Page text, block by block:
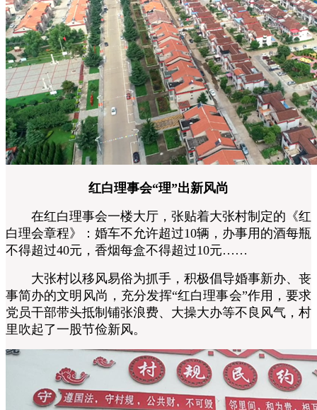
红白理事会“理”出新风尚
在红白理事会一楼大厅，张贴着大张村制定的《红
白理会章程》：婚车不允许超过10辆，办事用的酒每瓶
不得超过40元，香烟每盒不得超过10元……
大张村以移风易俗为抓手，积极倡导婚事新办、丧
事简办的文明风尚，充分发挥“红白理事会”作用，要求
党员干部带头抵制铺张浪费、大操大办等不良风气，村
里吹起了一股节俭新风。